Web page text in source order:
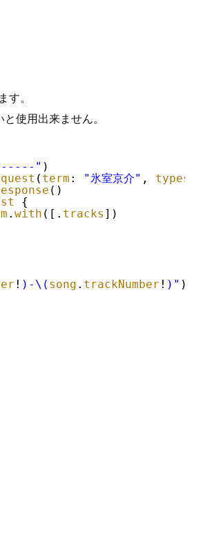
。
使用出来ません。
" )
( term : "氷室京介" , types
()
{
. with ([. tracks ])
! )-\( song . trackNumber ! )" )